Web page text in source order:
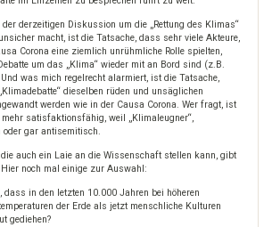
derzeitigen Diskussion um die „Rettung des Klimas“
macht, ist die Tatsache, dass sehr viele Akteure,
Corona eine ziemlich unrühmliche Rolle spielten,
um das „Klima“ wieder mit an Bord sind (z.B.
Und was mich regelrecht alarmiert, ist die Tatsache,
dieselben rüden und unsäglichen
werden wie in der Causa Corona. Wer fragt, ist
mehr satisfaktionsfähig, weil „Klimaleugner“,
oder gar antisemitisch.
die auch ein Laie an die Wissenschaft stellen kann, gibt
noch mal einige zur Auswahl:
dass in den letzten 10.000 Jahren bei höheren
der Erde als jetzt menschliche Kulturen
gediehen?